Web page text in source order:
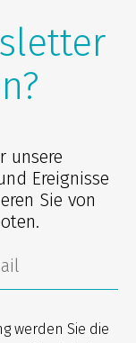
unsere
Ereignisse
Sie von
werden Sie die